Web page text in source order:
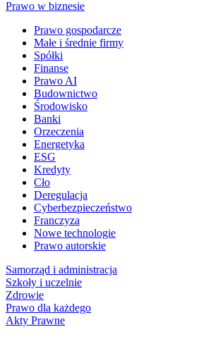
Prawo w biznesie
Prawo gospodarcze
Małe i średnie firmy
Spółki
Finanse
Prawo AI
Budownictwo
Środowisko
Banki
Orzeczenia
Energetyka
ESG
Kredyty
Cło
Deregulacja
Cyberbezpieczeństwo
Franczyza
Nowe technologie
Prawo autorskie
Samorząd i administracja
Szkoły i uczelnie
Zdrowie
Prawo dla każdego
Akty Prawne